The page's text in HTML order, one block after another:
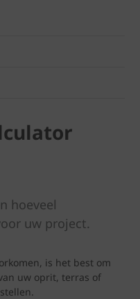
hoeveel
uw project.
is het best om
uw oprit, terras of